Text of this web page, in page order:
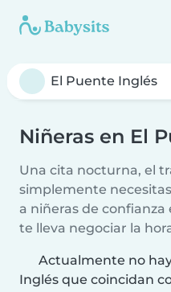
Niñeras en El
Una cita nocturna, el
simplemente
a niñeras de
te lleva negociar la
Actualmente no
Inglés que coincidan